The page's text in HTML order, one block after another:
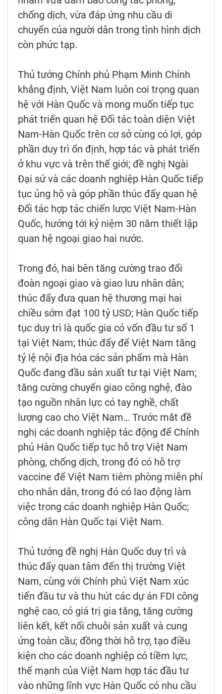
chống dịch, vừa đáp ứng nhu cầu di
chuyển của người dân trong tình hình dịch
còn phức tạp.
Thủ tướng Chính phủ Phạm Minh Chính
khẳng định, Việt Nam luôn coi trọng quan
hệ với Hàn Quốc và mong muốn tiếp tục
phát triển quan hệ Đối tác toàn diện Việt
Nam-Hàn Quốc trên cơ sở cùng có lợi, góp
phần duy trì ổn định, hợp tác và phát triển
ở khu vực và trên thế giới; đề nghị Ngài
Đại sứ và các doanh nghiệp Hàn Quốc tiếp
tục ủng hộ và góp phần thúc đẩy quan hệ
Đối tác hợp tác chiến lược Việt Nam-Hàn
Quốc, hướng tới kỷ niệm 30 năm thiết lập
quan hệ ngoại giao hai nước.
Trong đó, hai bên tăng cường trao đổi
đoàn ngoại giao và giao lưu nhân dân;
thúc đẩy đưa quan hệ thương mại hai
chiều sớm đạt 100 tỷ USD; Hàn Quốc tiếp
tục duy trì là quốc gia có vốn đầu tư số 1
tại Việt Nam; thúc đẩy để Việt Nam tăng
tỷ lệ nội địa hóa các sản phẩm mà Hàn
Quốc đang đầu sản xuất tư tại Việt Nam;
tăng cường chuyển giao công nghệ, đào
tạo nguồn nhân lực có tay nghề, chất
lượng cao cho Việt Nam… Trước mắt đề
nghị các doanh nghiệp tác động để Chính
phủ Hàn Quốc tiếp tục hỗ trợ Việt Nam
phòng, chống dịch, trong đó có hỗ trợ
vaccine để Việt Nam tiêm phòng miễn phí
cho nhân dân, trong đó có lao động làm
việc trong các doanh nghiệp Hàn Quốc;
công dân Hàn Quốc tại Việt Nam.
Thủ tướng đề nghị Hàn Quốc duy trì và
thúc đẩy quan tâm đến thị trường Việt
Nam, cùng với Chính phủ Việt Nam xúc
tiến đầu tư và thu hút các dự án FDI công
nghệ cao, có giá trị gia tăng, tăng cường
liên kết, kết nối chuỗi sản xuất và cung
ứng toàn cầu; đồng thời hỗ trợ, tạo điều
kiện cho các doanh nghiệp có tiềm lực,
thế mạnh của Việt Nam hợp tác đầu tư
vào những lĩnh vực Hàn Quốc có nhu cầu